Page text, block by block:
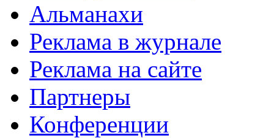
Альманахи
Реклама в журнале
Реклама на сайте
Партнеры
Конференции